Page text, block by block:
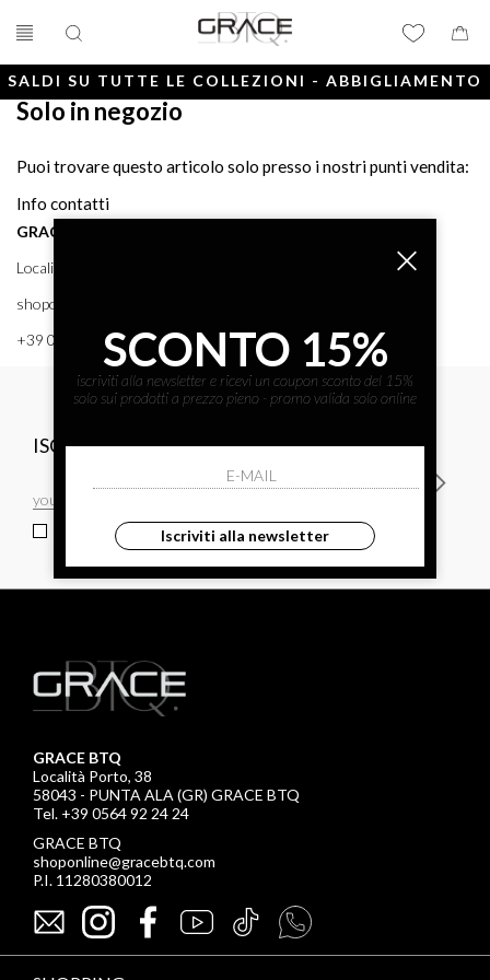
SALDI SU TUTTE LE COLLEZIONI - ABBIGLIAMENTO
Solo in negozio
Puoi trovare questo articolo solo presso i nostri punti vendita:
Info contatti
GRACE BTQ
Località Porto, 38 58043 - PUNTA ALA (GR) GRACE BTQ
shoponline@gracebtq.com
+39 0564 92 24 24
ISCRIVITI ALLA NEWSLETTER
ho letto ed accettato le condizioni sulla privacy.
GRACE BTQ
Località Porto, 38
58043 - PUNTA ALA (GR) GRACE BTQ
Tel. +39 0564 92 24 24
GRACE BTQ
shoponline@gracebtq.com
P.I. 11280380012
SCONTO 15%
iscriviti alla newsletter e ricevi un coupon sconto del 15%
solo sui prodotti a prezzo pieno - promo valida solo online
Iscriviti alla newsletter